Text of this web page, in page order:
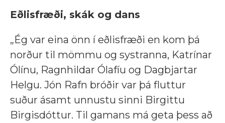
Eðlisfræði, skák og dans
„Ég var eina önn í eðlisfræði en kom þá
norður til mömmu og systranna, Katrínar
Ólínu, Ragnhildar Ólafíu og Dagbjartar
Helgu. Jón Rafn bróðir var þá fluttur
suður ásamt unnustu sinni Birgittu
Birgisdóttur. Til gamans má geta þess að